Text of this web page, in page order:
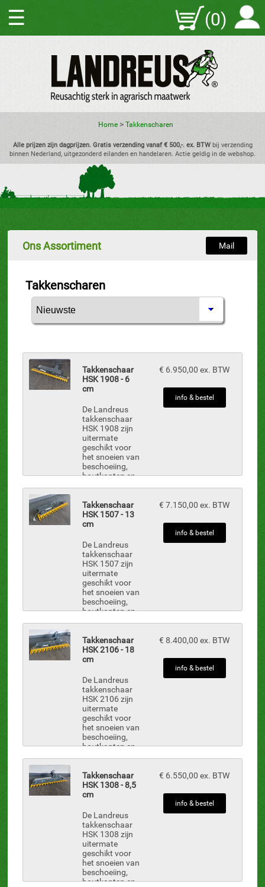
☰ (0)
Home> Takkenscharen
Alle prijzen zijn dagprijzen. Gratis verzending vanaf € 500,-. ex. BTWbij verzending
binnen Nederland, uitgezonderd eilanden en handelaren. Actie geldig in de webshop.
Ons Assortiment Mail
Takkenscharen
Takkenschaar
HSK 1908 - 6
cm
De Landreus
takkenschaar
HSK 1908 zijn
uitermate
geschikt voor
het snoeien van
beschoeiing,
houtkanten en
met takken tot
Ø 6 cm. De
takkenscharen
aangedrev...
€ 6.950,00 ex. BTW
info & bestel
Takkenschaar
HSK 1507 - 13
cm
De Landreus
takkenschaar
HSK 1507 zijn
uitermate
geschikt voor
het snoeien van
beschoeiing,
houtkanten en
met takken tot
Ø 13 cm. De
takkenscharen
aan...
€ 7.150,00 ex. BTW
info & bestel
Takkenschaar
HSK 2106 - 18
cm
De Landreus
takkenschaar
HSK 2106 zijn
uitermate
geschikt voor
het snoeien van
beschoeiing,
houtkanten en
met takken tot
Ø 18 cm. De
takkenscharen
aangedre...
€ 8.400,00 ex. BTW
info & bestel
Takkenschaar
HSK 1308 - 8,5
cm
De Landreus
takkenschaar
HSK 1308 zijn
uitermate
geschikt voor
het snoeien van
beschoeiing,
houtkanten en
€ 6.550,00 ex. BTW
info & bestel